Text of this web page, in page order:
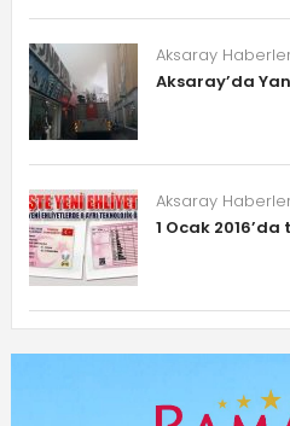
Aksaray
Aksaray’da
Aksaray
1 Ocak